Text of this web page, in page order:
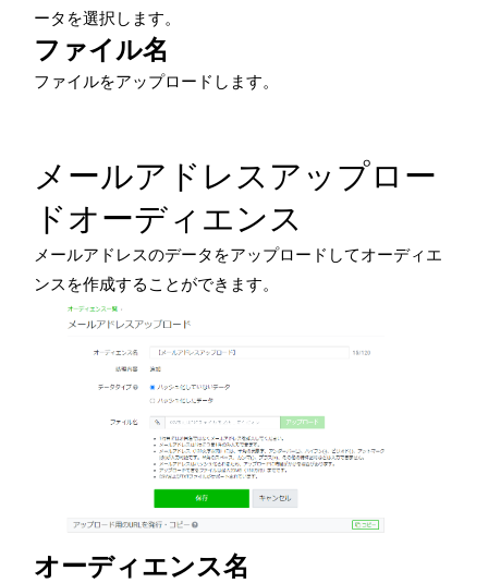
ータを選択します。
ファイル名
ファイルをアップロードします。
メールアドレスアップロー
ドオーディエンス
メールアドレスのデータをアップロードしてオーディエ
ンスを作成することができます。
オーディエンス名